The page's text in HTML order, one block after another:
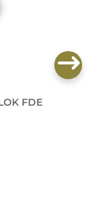
FDE